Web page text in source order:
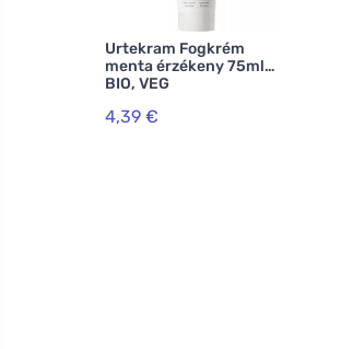
Urtekram Fogkrém
menta érzékeny 75ml
BIO, VEG
4,39 €